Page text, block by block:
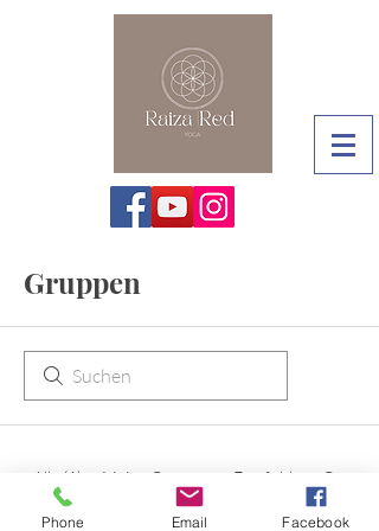
Gruppen
Alle (1) Meine Gruppen Empfohlene Gruppen
Phone Email Facebook